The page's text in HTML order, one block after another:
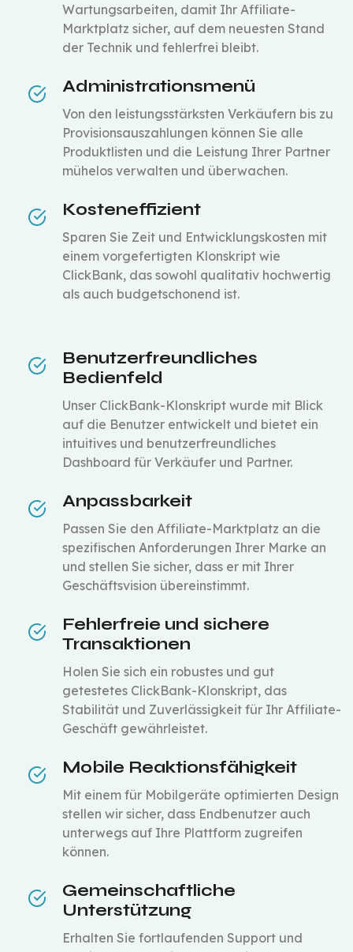
Wartungsarbeiten, damit Ihr Affiliate-
Marktplatz sicher, auf dem neuesten Stand
der Technik und fehlerfrei bleibt.
Administrationsmenü
Von den leistungsstärksten Verkäufern bis zu
Provisionsauszahlungen können Sie alle
Produktlisten und die Leistung Ihrer Partner
mühelos verwalten und überwachen.
Kosteneffizient
Sparen Sie Zeit und Entwicklungskosten mit
einem vorgefertigten Klonskript wie
ClickBank, das sowohl qualitativ hochwertig
als auch budgetschonend ist.
Benutzerfreundliches
Bedienfeld
Unser ClickBank-Klonskript wurde mit Blick
auf die Benutzer entwickelt und bietet ein
intuitives und benutzerfreundliches
Dashboard für Verkäufer und Partner.
Anpassbarkeit
Passen Sie den Affiliate-Marktplatz an die
spezifischen Anforderungen Ihrer Marke an
und stellen Sie sicher, dass er mit Ihrer
Geschäftsvision übereinstimmt.
Fehlerfreie und sichere
Transaktionen
Holen Sie sich ein robustes und gut
getestetes ClickBank-Klonskript, das
Stabilität und Zuverlässigkeit für Ihr Affiliate-
Geschäft gewährleistet.
Mobile Reaktionsfähigkeit
Mit einem für Mobilgeräte optimierten Design
stellen wir sicher, dass Endbenutzer auch
unterwegs auf Ihre Plattform zugreifen
können.
Gemeinschaftliche
Unterstützung
Erhalten Sie fortlaufenden Support und